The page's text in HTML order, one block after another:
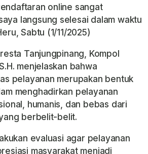
online sangat
langsung selesai dalam waktu
Sabtu (1/11/2025)
Tanjungpinang, Kompol
menjelaskan bahwa
pelayanan merupakan bentuk
menghadirkan pelayanan
humanis, dan bebas dari
berbelit-belit.
evaluasi agar pelayanan
masyarakat menjadi